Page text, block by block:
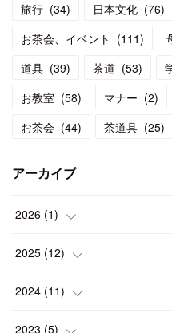
旅行 (34) 日本文化 (76)
お茶会、イベント (111)
道具 (39) 茶道 (53)
お教室 (58) マナー (2)
お茶会 (44) 茶道具 (25)
アーカイブ
2026 (1)
(1)
2025 (12)
( 1)
(1
2024 (11)
(1
2023 (5)